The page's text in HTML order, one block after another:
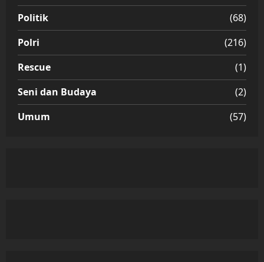
Politik
(68)
Polri
(216)
Rescue
(1)
Seni dan Budaya
(2)
Umum
(57)